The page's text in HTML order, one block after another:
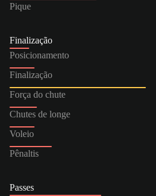
Pique
Finalização
Posicionamento
Finalização
Força do chute
Chutes de longe
Voleio
Pênaltis
Passes